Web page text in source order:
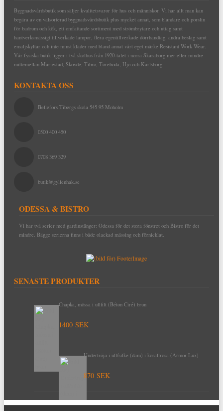
Byggnadsvårdsbutik som säljer kvalitetsvaror för hus och människor. Vi har allt man kan
begära av en välsorterad byggnadsvårdsbutik plus mycket annat, som blandare och porslin
för badrum och kök, ett omfattande sortiment med strömbrytare och uttag samt
hantverksmässigt tillverkade lampor, flera egentillverkade dörrhandtag, andra beslag samt
emaljskyltar och inte minst kläder med bland annat vårt eget märke Resistant Work Wear.
Vår fysiska butik ligger i två skolhus från 1920-talet i norra Skaraborg mer eller mindre
mittemellan Mariestad, Skövde, Tibro, Töreboda, Hjo och Karlsborg.
KONTAKTA OSS
Bellefors Tibergs skola 545 95 Moholm
0500 400 450
0708 369 329
butik@gyllenhak.se
ODESSA & BISTRO
Vi har två serier med gardinstänger: Odessa för det stora fönstret och Bistro för det
mindre. Bägge serierna finns i både olackad mässing och förnicklat.
SENASTE PRODUKTER
Chapka, mössa i ullfilt (Béton Ciré) brun
1400 SEK
Undertröja i ull/silke (dam) i korallrosa (Armor Lux)
870 SEK
Undertröja i ull/silke (dam) i blått (Armor